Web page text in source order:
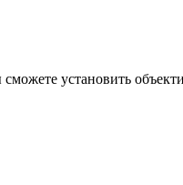
установить